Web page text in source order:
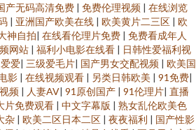
产无码高清免费 | 免费伦理视频 | 在线浏览
| 亚洲国产欧美在线 | 欧美黄片二三区 | 欧
神自拍| 在线看伦理片免费 | 免费看成年人
网站 | 福利小电影在线看 | 日韩性爱福利视
爱| 三级爱毛片| 国产男女交配视频 | 欧美国
影 | 在线视频观看 | 另类日韩欧美 | 91免费|
频 | 人妻AV| 91原创国产 | 91伦理片| 直播
片免费观看 | 中文字幕版 | 熟女乱伦欧美色
杂 | 欧美二区日本二区 | 夜夜福利 | 国产性影